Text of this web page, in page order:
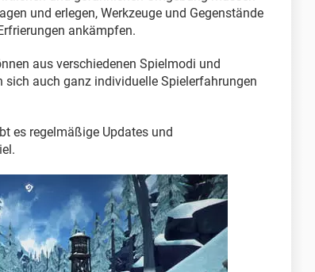
und erlegen, Werkzeuge und Gegenstände
ankämpfen.
aus verschiedenen Spielmodi und
auch ganz individuelle Spielerfahrungen
es regelmäßige Updates und